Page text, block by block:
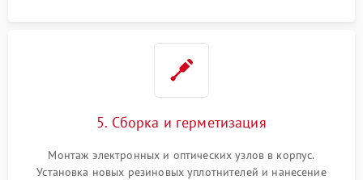
5. Сборка и герметизация
Монтаж электронных и оптических узлов в корпус.
Установка новых резиновых уплотнителей и нанесение